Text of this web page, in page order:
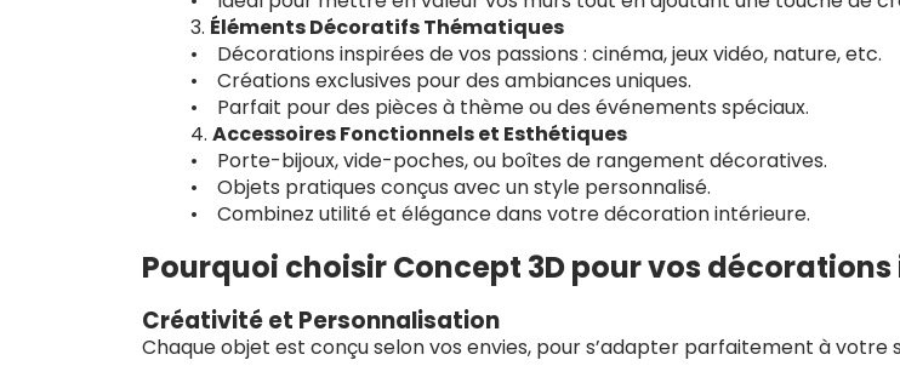
3. Éléments Décoratifs Thématiques
• Décorations inspirées de vos passions : cinéma, jeux vidéo, nature, etc.
• Créations exclusives pour des ambiances uniques.
• Parfait pour des pièces à thème ou des événements spéciaux.
4. Accessoires Fonctionnels et Esthétiques
• Porte-bijoux, vide-poches, ou boîtes de rangement décoratives.
• Objets pratiques conçus avec un style personnalisé.
• Combinez utilité et élégance dans votre décoration intérieure.
Pourquoi choisir Concept 3D pour vos
Créativité et Personnalisation
Chaque objet est conçu selon vos envies, pour s’adapter parfaitement à votre